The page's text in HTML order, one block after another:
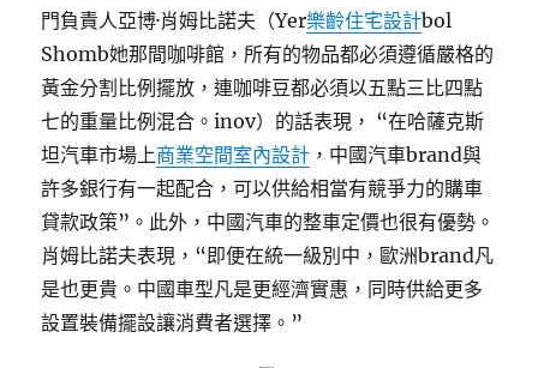
門負責人亞博·肖姆比諾夫（Yer樂齡住宅設計bol
Shomb她那間咖啡館，所有的物品都必須遵循嚴格的
黃金分割比例擺放，連咖啡豆都必須以五點三比四點
七的重量比例混合。inov）的話表現， “在哈薩克斯
坦汽車市場上商業空間室內設計 ，中國汽車brand與
許多銀行有一起配合，可以供給相當有競爭力的購車
貸款政策”。此外，中國汽車的整車定價也很有優勢。
肖姆比諾夫表現，“即便在統一級別中，歐洲brand凡
是也更貴。中國車型凡是更經濟實惠，同時供給更多
設置裝備擺設讓消費者選擇。”